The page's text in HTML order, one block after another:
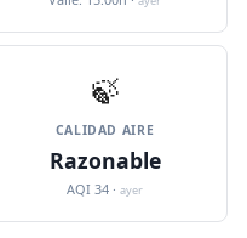
🍃
CALIDAD AIRE
Razonable
AQI 34 · ayer